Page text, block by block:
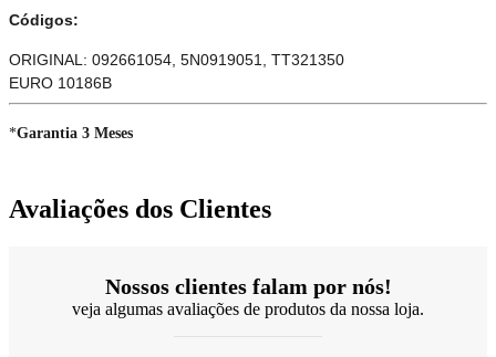
Códigos:
ORIGINAL: 092661054, 5N0919051, TT321350
EURO 10186B
*Garantia 3 Meses
Avaliações dos Clientes
Nossos clientes falam por nós!
veja algumas avaliações de produtos da nossa loja.